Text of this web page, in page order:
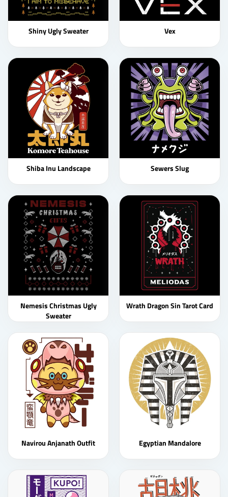
Shiny Ugly Sweater Vex
Shiba Inu Landscape Sewers Slug
Nemesis Christmas Ugly
Sweater
Wrath Dragon Sin Tarot Card
Navirou Anjanath Outfit Egyptian Mandalore